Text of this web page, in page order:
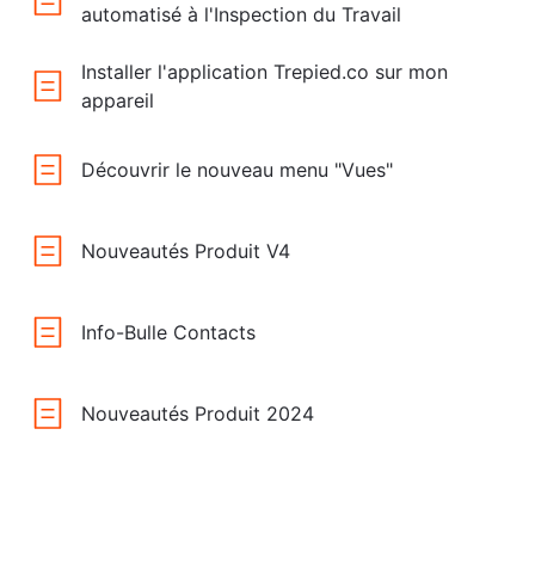
automatisé à l'Inspection du Travail
Installer l'application Trepied.co sur mon
appareil
Découvrir le nouveau menu "Vues"
Nouveautés Produit V4
Info-Bulle Contacts
Nouveautés Produit 2024